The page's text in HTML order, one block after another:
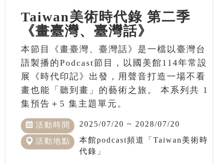
Taiwan美術時代錄 第二季
《畫臺灣、臺灣話》
本節目《畫臺灣、臺灣話》是一檔以臺灣台
語製播的Podcast節目，以國美館114年常設
展《時代印記》出發，用聲音打造一場不看
畫也能「聽到畫」的藝術之旅。 本系列共 1
集預告＋5 集主題單元。
活動時間 2025/07/20 ~ 2028/07/20
活動地點
本館podcast頻道「Taiwan美術時
代錄」